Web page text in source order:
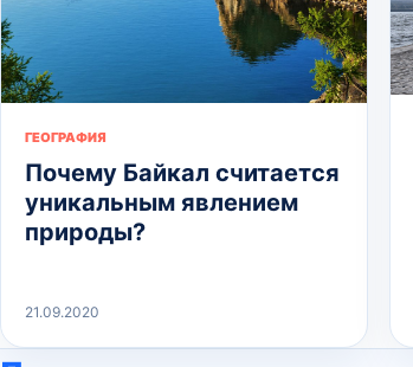
ГЕОГРАФИЯ
Почему Байкал считается
уникальным явлением
природы?
21.09.2020